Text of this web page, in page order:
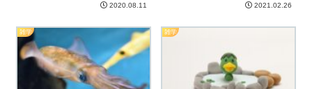
2020.08.11 2021.02.26
雑学 雑学